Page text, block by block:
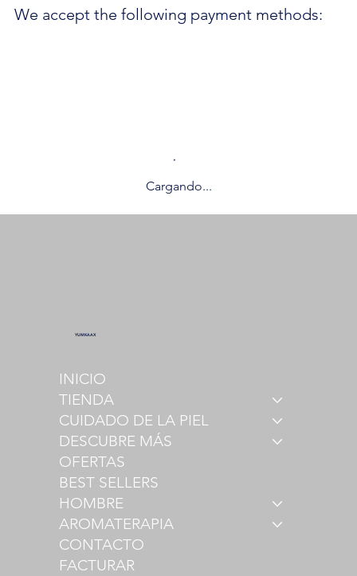
Cargando...
We accept the following payment methods:
YUMKAAX
INICIO
TIENDA
CUIDADO DE LA PIEL
DESCUBRE MÁS
OFERTAS
BEST SELLERS
HOMBRE
AROMATERAPIA
CONTACTO
FACTURAR